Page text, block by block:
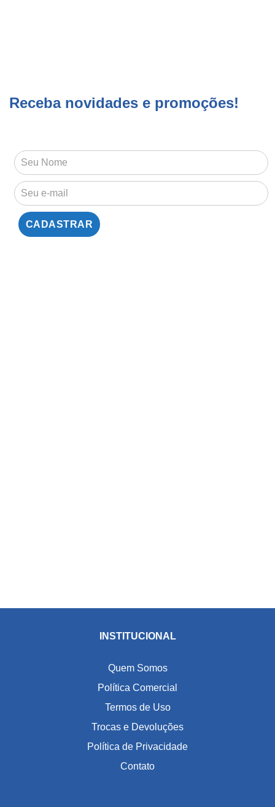
Receba novidades e promoções!
INSTITUCIONAL
Quem Somos
Política Comercial
Termos de Uso
Trocas e Devoluções
Política de Privacidade
Contato